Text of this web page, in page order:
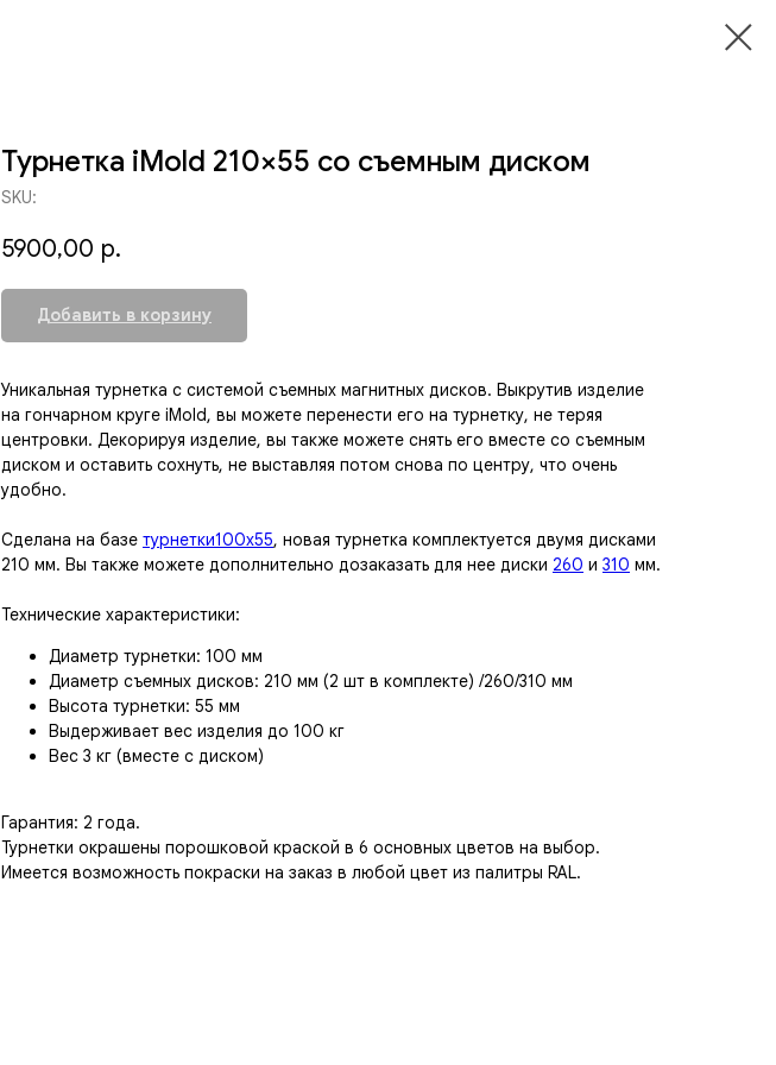
Турнетка iMold 210×55 со съемным диском
SKU:
5900,00 р.
Добавить в корзину
Уникальная турнетка с системой съемных магнитных дисков. Выкрутив изделие
на гончарном круге iMold, вы можете перенести его на турнетку, не теряя
центровки. Декорируя изделие, вы также можете снять его вместе со съемным
диском и оставить сохнуть, не выставляя потом снова по центру, что очень
удобно.
Сделана на базе турнетки100х55, новая турнетка комплектуется двумя дисками
210 мм. Вы также можете дополнительно дозаказать для нее диски 260 и 310 мм.
Технические характеристики:
Диаметр турнетки: 100 мм
Диаметр съемных дисков: 210 мм (2 шт в комплекте) /260/310 мм
Высота турнетки: 55 мм
Выдерживает вес изделия до 100 кг
Вес 3 кг (вместе с диском)
Гарантия: 2 года.
Турнетки окрашены порошковой краской в 6 основных цветов на выбор.
Имеется возможность покраски на заказ в любой цвет из палитры RAL.